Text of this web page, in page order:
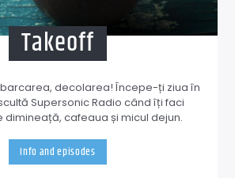
Takeoff
decolarea! Începe-ți ziua în
Supersonic Radio când îți faci
cafeaua și micul dejun.
Info and episodes